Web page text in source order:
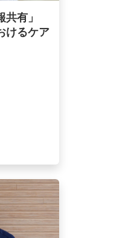
有」
けるケア